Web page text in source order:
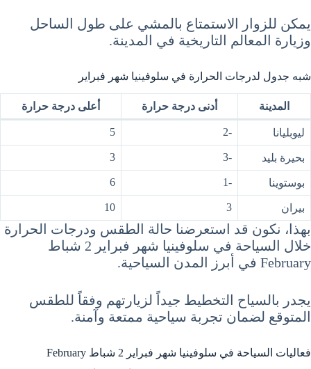
يمكن للزوار الاستمتاع بالمشي على طول الساحل
وزيارة المعالم التاريخية في المدينة.
شبه جدول لدرجات الحرارة في سلوفينيا شهر فبراير
المدينة أدنى درجة حرارة أعلى درجة حرارة
ليوبليانا -2
5
بحيرة بليد -3
3
بوستوينا -1
6
بيران 3
10
بهذا، نكون قد استعرضنا حالة الطقس ودرجات الحرارة
خلال السياحة في سلوفينيا شهر فبراير 2 شباط
February في أبرز المدن السياحية.
يجدر بالسياح التخطيط جيداً لزيارتهم وفقاً للطقس
المتوقع لضمان تجربة سياحية ممتعة وآمنة.
فعاليات السياحة في سلوفينيا شهر فبراير 2 شباط February